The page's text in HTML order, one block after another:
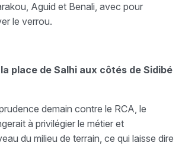
Aguid et Benali, avec pour
le verrou.
place de Salhi aux côtés de Sidibé
demain contre le RCA, le
à privilégier le métier et
du milieu de terrain, ce qui laisse dire